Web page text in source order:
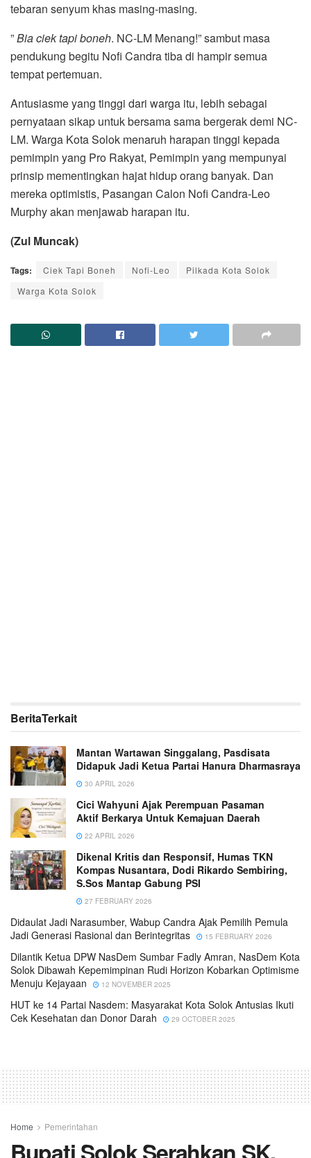
tebaran senyum khas masing-masing.
”Bia ciek tapi boneh. NC-LM Menang!” sambut masa
pendukung begitu Nofi Candra tiba di hampir semua
tempat pertemuan.
Antusiasme yang tinggi dari warga itu, lebih sebagai
pernyataan sikap untuk bersama sama bergerak demi NC-
LM. Warga Kota Solok menaruh harapan tinggi kepada
pemimpin yang Pro Rakyat, Pemimpin yang mempunyai
prinsip mementingkan hajat hidup orang banyak. Dan
mereka optimistis, Pasangan Calon Nofi Candra-Leo
Murphy akan menjawab harapan itu.
(Zul Muncak)
Tags: Ciek Tapi Boneh Nofi-Leo
Pilkada Kota Solok
Warga Kota Solok
BeritaTerkait
Mantan Wartawan Singgalang, Pasdisata
Didapuk Jadi Ketua Partai Hanura Dharmasraya
30 APRIL 2026
Cici Wahyuni Ajak Perempuan Pasaman
Aktif Berkarya Untuk Kemajuan Daerah
22 APRIL 2026
Dikenal Kritis dan Responsif, Humas TKN
Kompas Nusantara, Dodi Rikardo Sembiring,
S.Sos Mantap Gabung PSI
27 FEBRUARY 2026
Didaulat Jadi Narasumber, Wabup Candra Ajak Pemilih Pemula
Jadi Generasi Rasional dan Berintegritas
15 FEBRUARY 2026
Dilantik Ketua DPW NasDem Sumbar Fadly Amran, NasDem Kota
Solok Dibawah Kepemimpinan Rudi Horizon Kobarkan Optimisme
Menuju Kejayaan
12 NOVEMBER 2025
HUT ke 14 Partai Nasdem: Masyarakat Kota Solok Antusias Ikuti
Cek Kesehatan dan Donor Darah
29 OCTOBER 2025
Home Pemerintahan